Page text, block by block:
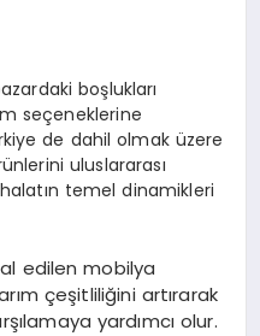
boşlukları
seçeneklerine
de dahil olmak üzere
uluslararası
temel dinamikleri
edilen mobilya
çeşitliliğini artırarak
yardımcı olur.